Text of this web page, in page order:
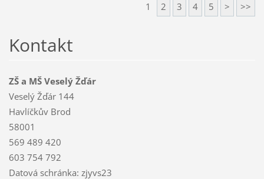
1 2 3 4 5 > >>
Kontakt
ZŠ a MŠ Veselý Žďár
Veselý Žďár 144
Havlíčkův Brod
58001
569 489 420
603 754 792
Datová schránka: zjyvs23